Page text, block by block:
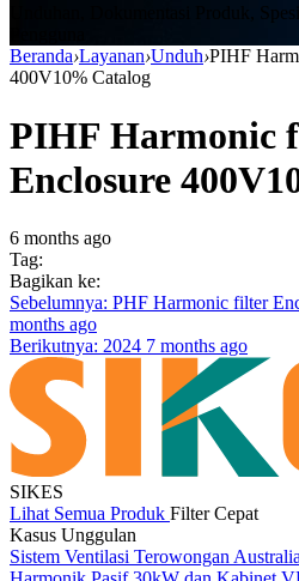
Unduhan, Dokumentasi Produk,
Beranda›Layanan›Unduh›PIHF
400V10% Catalog
PIHF Harmonic
Enclosure
6 months ago
Tag:
Bagikan ke:
Sebelumnya: PHF Harmonic filter
months ago
Berikutnya: 2024 7 months ago
SIKES
Lihat Semua Produk Filter Cepat
Kasus Unggulan
Sistem Ventilasi Terowongan